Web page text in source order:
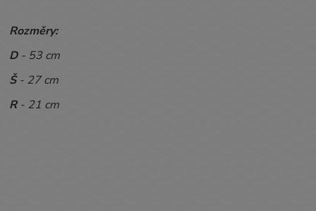
Rozměry:
D - 53 cm
Š- 27 cm
R - 21 cm